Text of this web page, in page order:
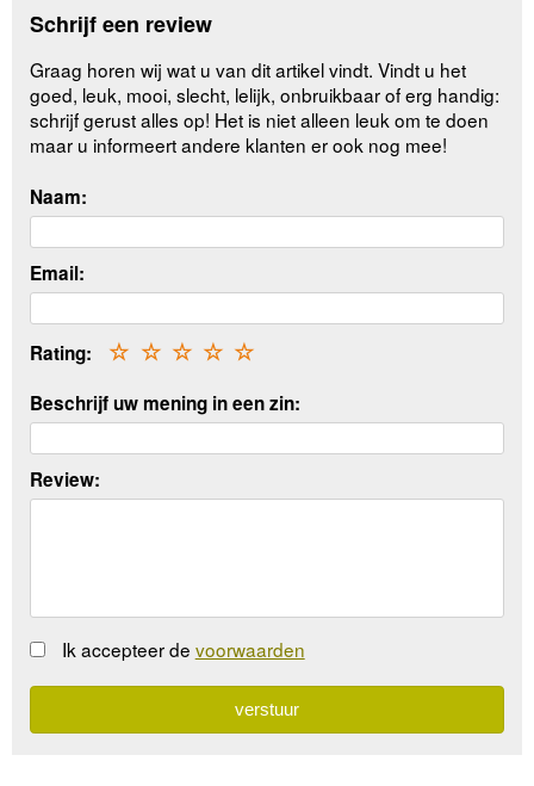
Schrijf een review
Graag horen wij wat u van dit artikel vindt. Vindt u het
goed, leuk, mooi, slecht, lelijk, onbruikbaar of erg handig:
schrijf gerust alles op! Het is niet alleen leuk om te doen
maar u informeert andere klanten er ook nog mee!
Naam:
Email:
Rating: ☆
☆
☆
☆
☆
Beschrijf uw mening in een zin:
Review:
Ik accepteer de voorwaarden